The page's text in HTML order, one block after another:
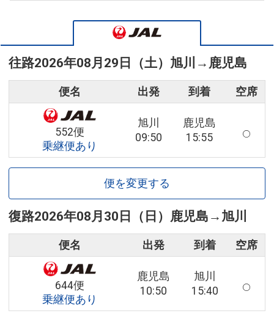
往路2026年08月29日（土） 旭川 → 鹿児島
便名 出発 到着 空席
552便
乗継便あり
旭川
09:50
鹿児島
15:55
便を変更する
復路2026年08月30日（日） 鹿児島 → 旭川
便名 出発 到着 空席
644便
乗継便あり
鹿児島
10:50
旭川
15:40